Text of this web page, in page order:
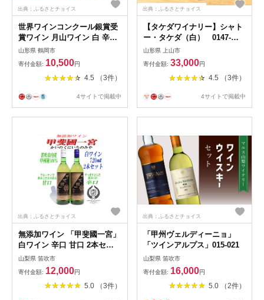
出典：ふるさとチョイス
世界ワインコンクール銀賞受
賞ワイン 月山ワイン 白 辛口
ソレイユ・ルバン シャルドネ
アンウッド 2020 Z05-202
山形県 鶴岡市
寄付金額: 10,500円
4.5 （3件）
4サイトで掲載中
出典：ふるさとチョイス
【タケダワイナリー】シャト
ー・タケダ（白） 0147-
2618
山形県 上山市
寄付金額: 33,000円
4.5 （3件）
4サイトで掲載中
出典：ふるさとチョイス
無添加ワイン 「甲斐國一宮」
白ワイン 辛口 甘口 2本セッ
ト
山梨県 笛吹市
寄付金額: 12,000円
5.0 （3件）
出典：ふるさとチョイス
「甲州ヴェルディーニョ」
「ツインアルプス」015-021
山梨県 笛吹市
寄付金額: 16,000円
5.0 （2件）